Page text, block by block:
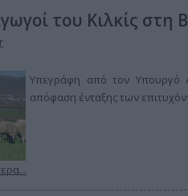
του Κιλκίς στη
Υπεγράφη από τον Υπουργό
απόφαση ένταξης των